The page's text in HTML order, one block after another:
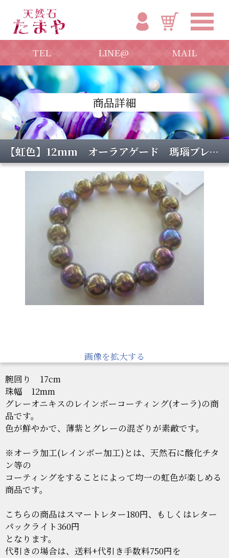
TEL LINE@ MAIL
商品詳細
【虹色】12mm オーラアゲード 瑪瑙ブレスレット レインボー
画像を拡大する
腕回り 17cm
珠幅 12mm
グレーオニキスのレインボーコーティング(オーラ)の商
品です。
色が鮮やかで、薄紫とグレーの混ざりが素敵です。
※オーラ加工(レインボー加工)とは、天然石に酸化チタ
ン等の
コーティングをすることによって均一の虹色が楽しめる
商品です。
こちらの商品はスマートレター180円、もしくはレター
パックライト360円
となります。
代引きの場合は、送料+代引き手数料750円を